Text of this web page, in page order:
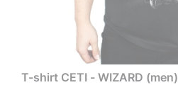
T-shirt CETI - WIZARD (men)